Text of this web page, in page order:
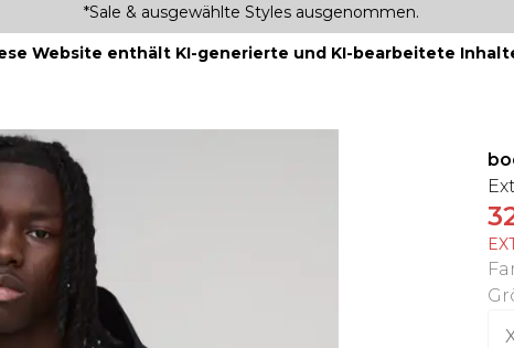
*Sale & ausgewählte Styles ausgenommen.
Website enthält KI-generierte und KI-bearbeitete